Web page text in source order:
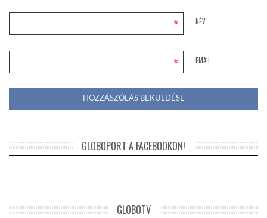
NÉV
*
EMAIL
*
GLOBOPORT A FACEBOOKON!
GLOBOTV